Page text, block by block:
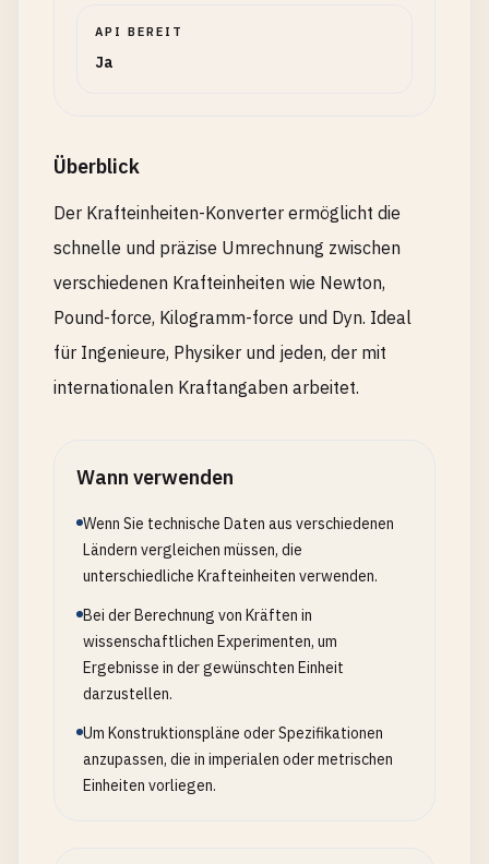
API BEREIT
Ja
Überblick
Der Krafteinheiten-Konverter ermöglicht die
schnelle und präzise Umrechnung zwischen
verschiedenen Krafteinheiten wie Newton,
Pound-force, Kilogramm-force und Dyn. Ideal
für Ingenieure, Physiker und jeden, der mit
internationalen Kraftangaben arbeitet.
Wann verwenden
Wenn Sie technische Daten aus verschiedenen
Ländern vergleichen müssen, die
unterschiedliche Krafteinheiten verwenden.
Bei der Berechnung von Kräften in
wissenschaftlichen Experimenten, um
Ergebnisse in der gewünschten Einheit
darzustellen.
Um Konstruktionspläne oder Spezifikationen
anzupassen, die in imperialen oder metrischen
Einheiten vorliegen.